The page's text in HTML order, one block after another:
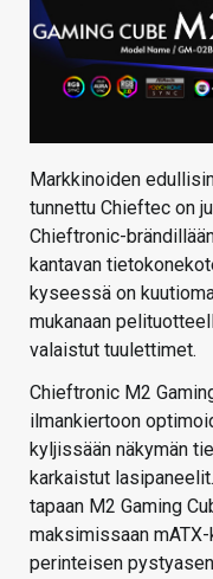
HAKU
Markkinoiden
tunnettu Chieftec on
Chieftronic-
kantavan
kyseessä on
mukanaan
valaistut tuulettimet.
Chieftronic M2
ilmankiertoon
kyljissään näkymän
karkaistut
tapaan M2 Gaming
maksimissaan
perinteisen